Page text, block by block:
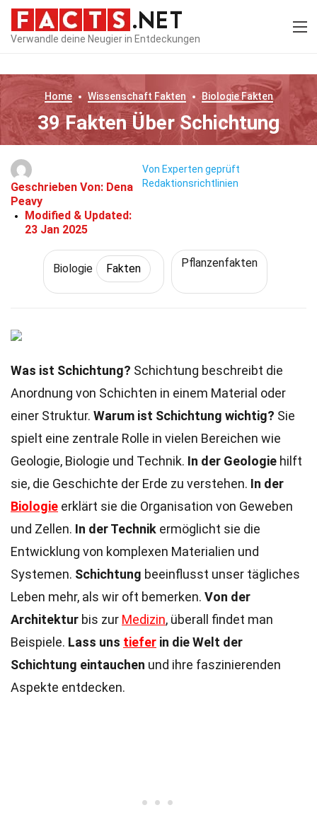
Verwandle deine Neugier in Entdeckungen
Home Wissenschaft Fakten BiologieFakten
39 Fakten Über Schichtung
Geschrieben Von: Dena
Peavy
Modified & Updated:
23 Jan 2025
Von Experten geprüft
Redaktionsrichtlinien
Biologie Fakten Pflanzenfakten
Was ist Schichtung? Schichtung beschreibt die
Anordnung von Schichten in einem Material oder
einer Struktur. Warum ist Schichtung wichtig? Sie
spielt eine zentrale Rolle in vielen Bereichen wie
Geologie, Biologie und Technik. In der Geologie hilft
sie, die Geschichte der Erde zu verstehen. In der
Biologie erklärt sie die Organisation von Geweben
und Zellen. In der Technik ermöglicht sie die
Entwicklung von komplexen Materialien und
Systemen. Schichtung beeinflusst unser tägliches
Leben mehr, als wir oft bemerken. Von der
Architektur bis zur Medizin, überall findet man
Beispiele. Lass uns tiefer in die Welt der
Schichtung eintauchen und ihre faszinierenden
Aspekte entdecken.